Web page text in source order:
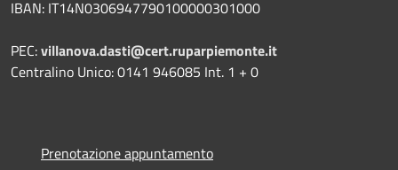
IBAN: IT14N0306947790100000301000
PEC:villanova.dasti@cert.ruparpiemonte.it
Centralino Unico: 0141 946085 Int. 1 + 0
Prenotazione appuntamento